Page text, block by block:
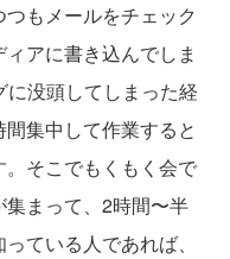
もメールをチェック
アに書き込んでしま
没頭してしまった経
集中して作業すると
そこでもくもく会で
まって、2時間〜半
ている人であれば、